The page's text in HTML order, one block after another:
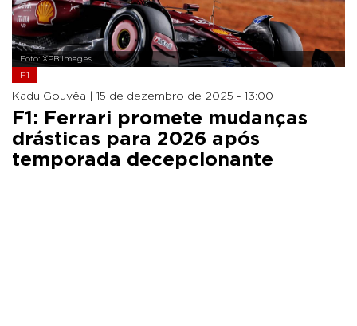
Foto: XPB Images
F1
Kadu Gouvêa | 15 de dezembro de 2025 - 13:00
F1: Ferrari promete mudanças
drásticas para 2026 após
temporada decepcionante